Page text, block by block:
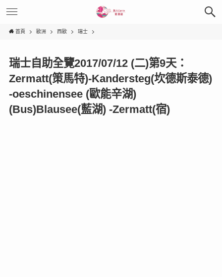
首頁 歐洲 西歐 瑞士
瑞士自助全覽2017/07/12 (二)第9天：
Zermatt(策馬特)-Kandersteg(坎德斯泰德)
-oeschinensee (歐能辛湖)
(Bus)Blausee(藍湖) -Zermatt(宿)